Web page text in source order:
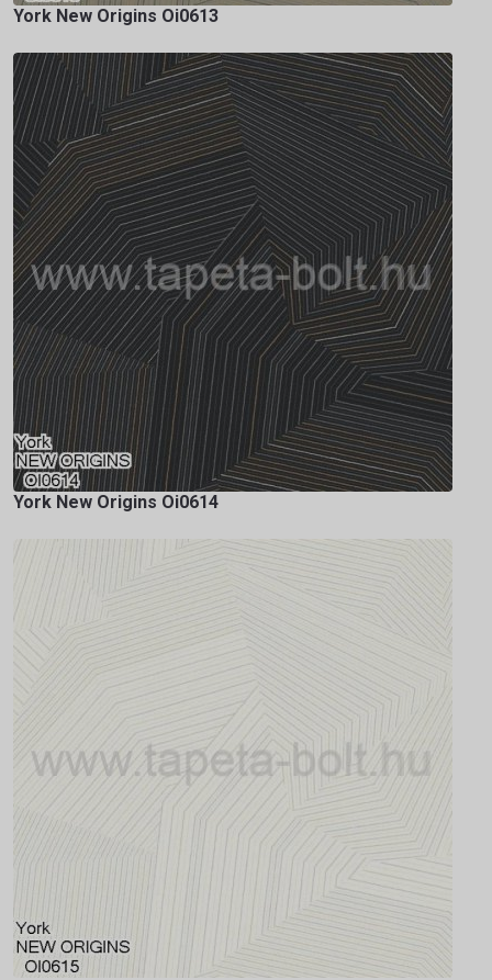
York New Origins Oi0613
York New Origins Oi0614